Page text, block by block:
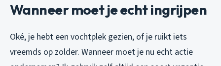
Wanneer moet je echt ingrijpen
Oké, je hebt een vochtplek gezien, of je ruikt iets
vreemds op zolder. Wanneer moet je nu echt actie